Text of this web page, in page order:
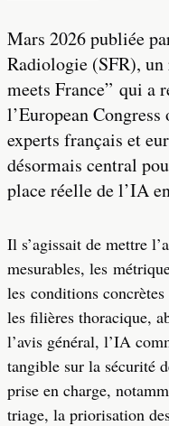
Mars 2026 publiée
Radiologie (SFR),
meets France” qui a
l’European
experts français et
désormais central
place réelle de l’IA
Il s’agissait de mettre
mesurables, les
les conditions
les filières thoracique,
l’avis général, l’IA
tangible sur la sécurité
prise en charge,
triage, la priorisation